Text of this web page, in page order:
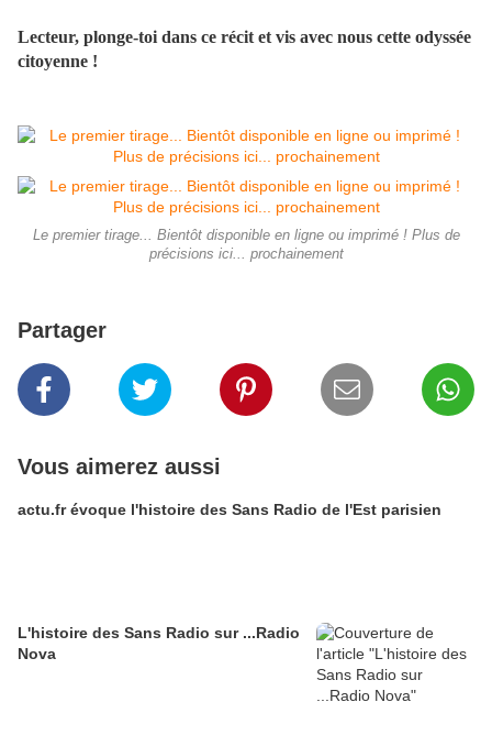
Lecteur, plonge-toi dans ce récit et vis avec nous cette odyssée
citoyenne !
Le premier tirage... Bientôt disponible en ligne ou imprimé ! Plus de
précisions ici... prochainement
Partager
Vous aimerez aussi
actu.fr évoque l'histoire des Sans Radio de l'Est parisien
L'histoire des Sans Radio sur ...Radio
Nova